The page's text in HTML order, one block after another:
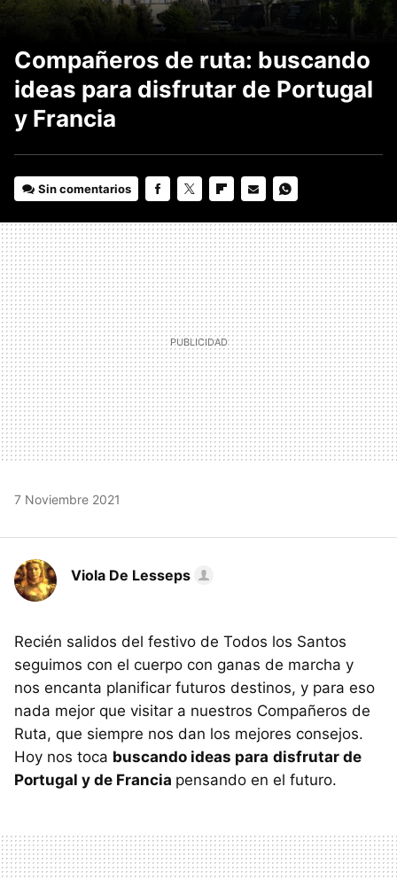
Compañeros de ruta: buscando
ideas para disfrutar de Portugal
y Francia
Sin comentarios
MAIL
7 Noviembre 2021
Viola De Lesseps
Recién salidos del festivo de Todos los Santos
seguimos con el cuerpo con ganas de marcha y
nos encanta planificar futuros destinos, y para eso
nada mejor que visitar a nuestros Compañeros de
Ruta, que siempre nos dan los mejores consejos.
Hoy nos toca buscando ideas para disfrutar de
Portugal y de Francia pensando en el futuro.